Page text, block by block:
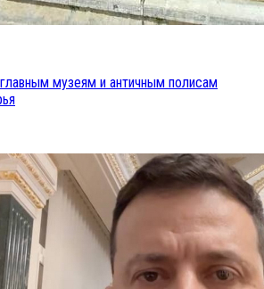
музеям и античным полисам